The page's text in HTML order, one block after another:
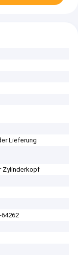
Lieferung
Zylinderkopf
64262